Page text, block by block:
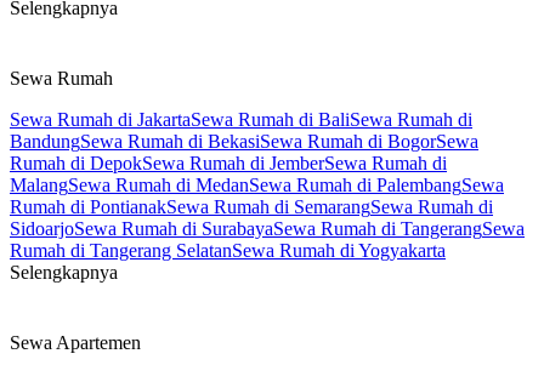
Selengkapnya
Sewa Rumah
Sewa Rumah di JakartaSewa Rumah di BaliSewa Rumah di
BandungSewa Rumah di BekasiSewa Rumah di BogorSewa
Rumah di DepokSewa Rumah di JemberSewa Rumah di
MalangSewa Rumah di MedanSewa Rumah di PalembangSewa
Rumah di PontianakSewa Rumah di SemarangSewa Rumah di
SidoarjoSewa Rumah di SurabayaSewa Rumah di TangerangSewa
Rumah di Tangerang SelatanSewa Rumah di Yogyakarta
Selengkapnya
Sewa Apartemen